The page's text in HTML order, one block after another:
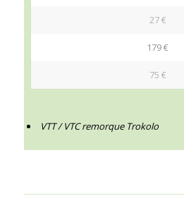
27 €
179 €
75 €
VTT / VTC remorque Trokolo